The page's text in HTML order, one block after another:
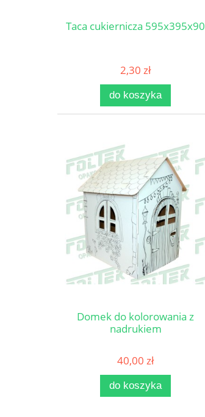
Taca cukiernicza 595x395x90
2,30 zł
do koszyka
Domek do kolorowania z
nadrukiem
40,00 zł
do koszyka